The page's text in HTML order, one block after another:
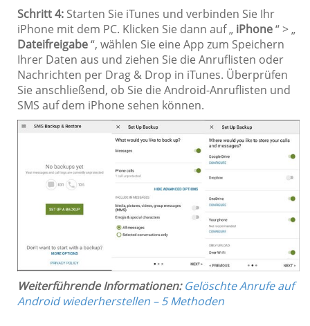
Schritt 4: Starten Sie iTunes und verbinden Sie Ihr
iPhone mit dem PC. Klicken Sie dann auf „ iPhone“ > „
Dateifreigabe“, wählen Sie eine App zum Speichern
Ihrer Daten aus und ziehen Sie die Anruflisten oder
Nachrichten per Drag & Drop in iTunes. Überprüfen
Sie anschließend, ob Sie die Android-Anruflisten und
SMS auf dem iPhone sehen können.
Weiterführende Informationen: Gelöschte Anrufe auf
Android wiederherstellen – 5 Methoden